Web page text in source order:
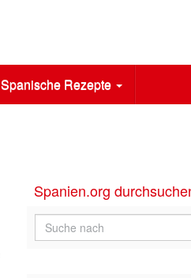
Spanische Rezepte
Spanien.org